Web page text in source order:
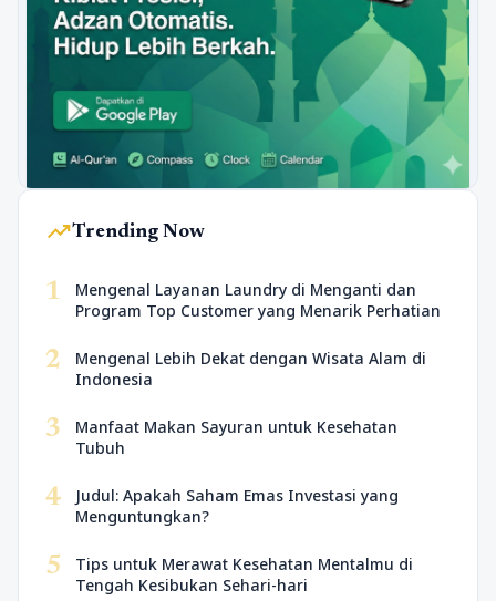
trending_upTrending Now
1
Mengenal Layanan Laundry di Menganti dan
Program Top Customer yang Menarik Perhatian
2
Mengenal Lebih Dekat dengan Wisata Alam di
Indonesia
3
Manfaat Makan Sayuran untuk Kesehatan
Tubuh
4
Judul: Apakah Saham Emas Investasi yang
Menguntungkan?
5
Tips untuk Merawat Kesehatan Mentalmu di
Tengah Kesibukan Sehari-hari